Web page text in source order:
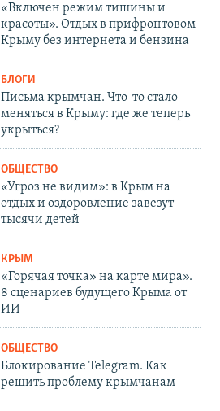
«Включен режим тишины и
красоты». Отдых в прифронтовом
Крыму без интернета и бензина
БЛОГИ
Письма крымчан. Что-то стало
меняться в Крыму: где же теперь
укрыться?
ОБЩЕСТВО
«Угроз не видим»: в Крым на
отдых и оздоровление завезут
тысячи детей
КРЫМ
«Горячая точка» на карте мира».
8 сценариев будущего Крыма от
ИИ
ОБЩЕСТВО
Блокирование Telegram. Как
решить проблему крымчанам